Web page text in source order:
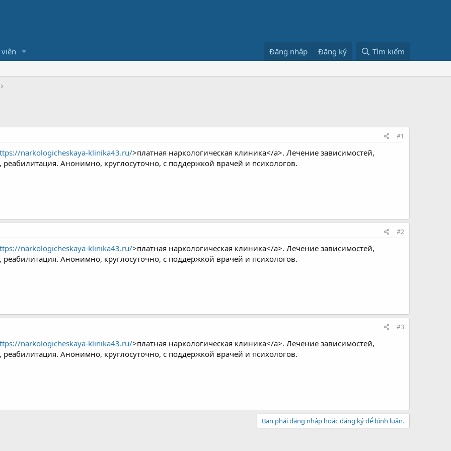
Đăng nhập Đăng ký Tìm kiếm
#1
narkologicheskaya-klinika43.ru/>платная наркологическая клиника</a>. Лечение зависимостей,
Анонимно, круглосуточно, с поддержкой врачей и психологов.
#2
narkologicheskaya-klinika43.ru/>платная наркологическая клиника</a>. Лечение зависимостей,
Анонимно, круглосуточно, с поддержкой врачей и психологов.
#3
narkologicheskaya-klinika43.ru/>платная наркологическая клиника</a>. Лечение зависимостей,
Анонимно, круглосуточно, с поддержкой врачей и психологов.
Bạn phải đăng nhập hoặc đăng ký để bình luận.